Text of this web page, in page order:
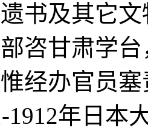
书及其它
咨甘肃学
经办官员
1912年日本